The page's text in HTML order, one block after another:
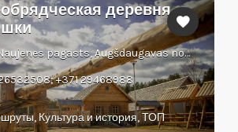
деревня
Slutiški, Naujenes pagasts, Augšdaugavas novads
+371 29468988
Культура и история, ТОП